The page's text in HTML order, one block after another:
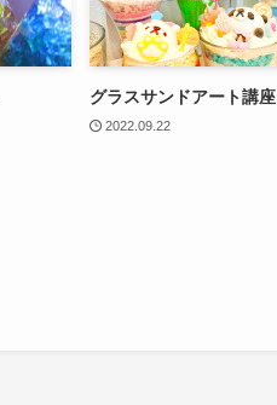
グラスサンドアート講座
2022.09.22